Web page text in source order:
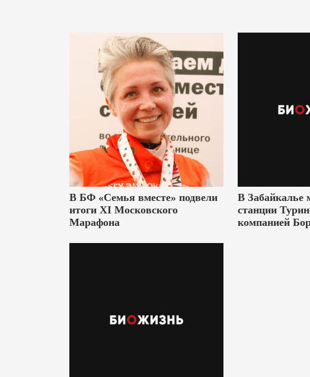
В БФ «Семья вместе» подвели
итоги XI Московского
Марафона
В Забайкалье
станции
компанией